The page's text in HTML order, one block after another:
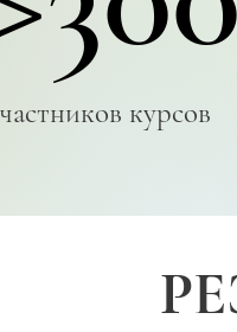
курсов